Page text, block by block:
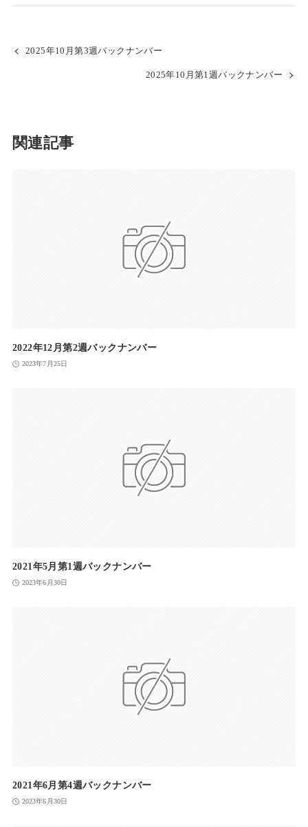
2025年10月第3週バックナンバー
2025年10月第1週バックナンバー
関連記事
2022年12月第2週バックナンバー
2023年7月25日
2021年5月第1週バックナンバー
2023年6月30日
2021年6月第4週バックナンバー
2023年6月30日